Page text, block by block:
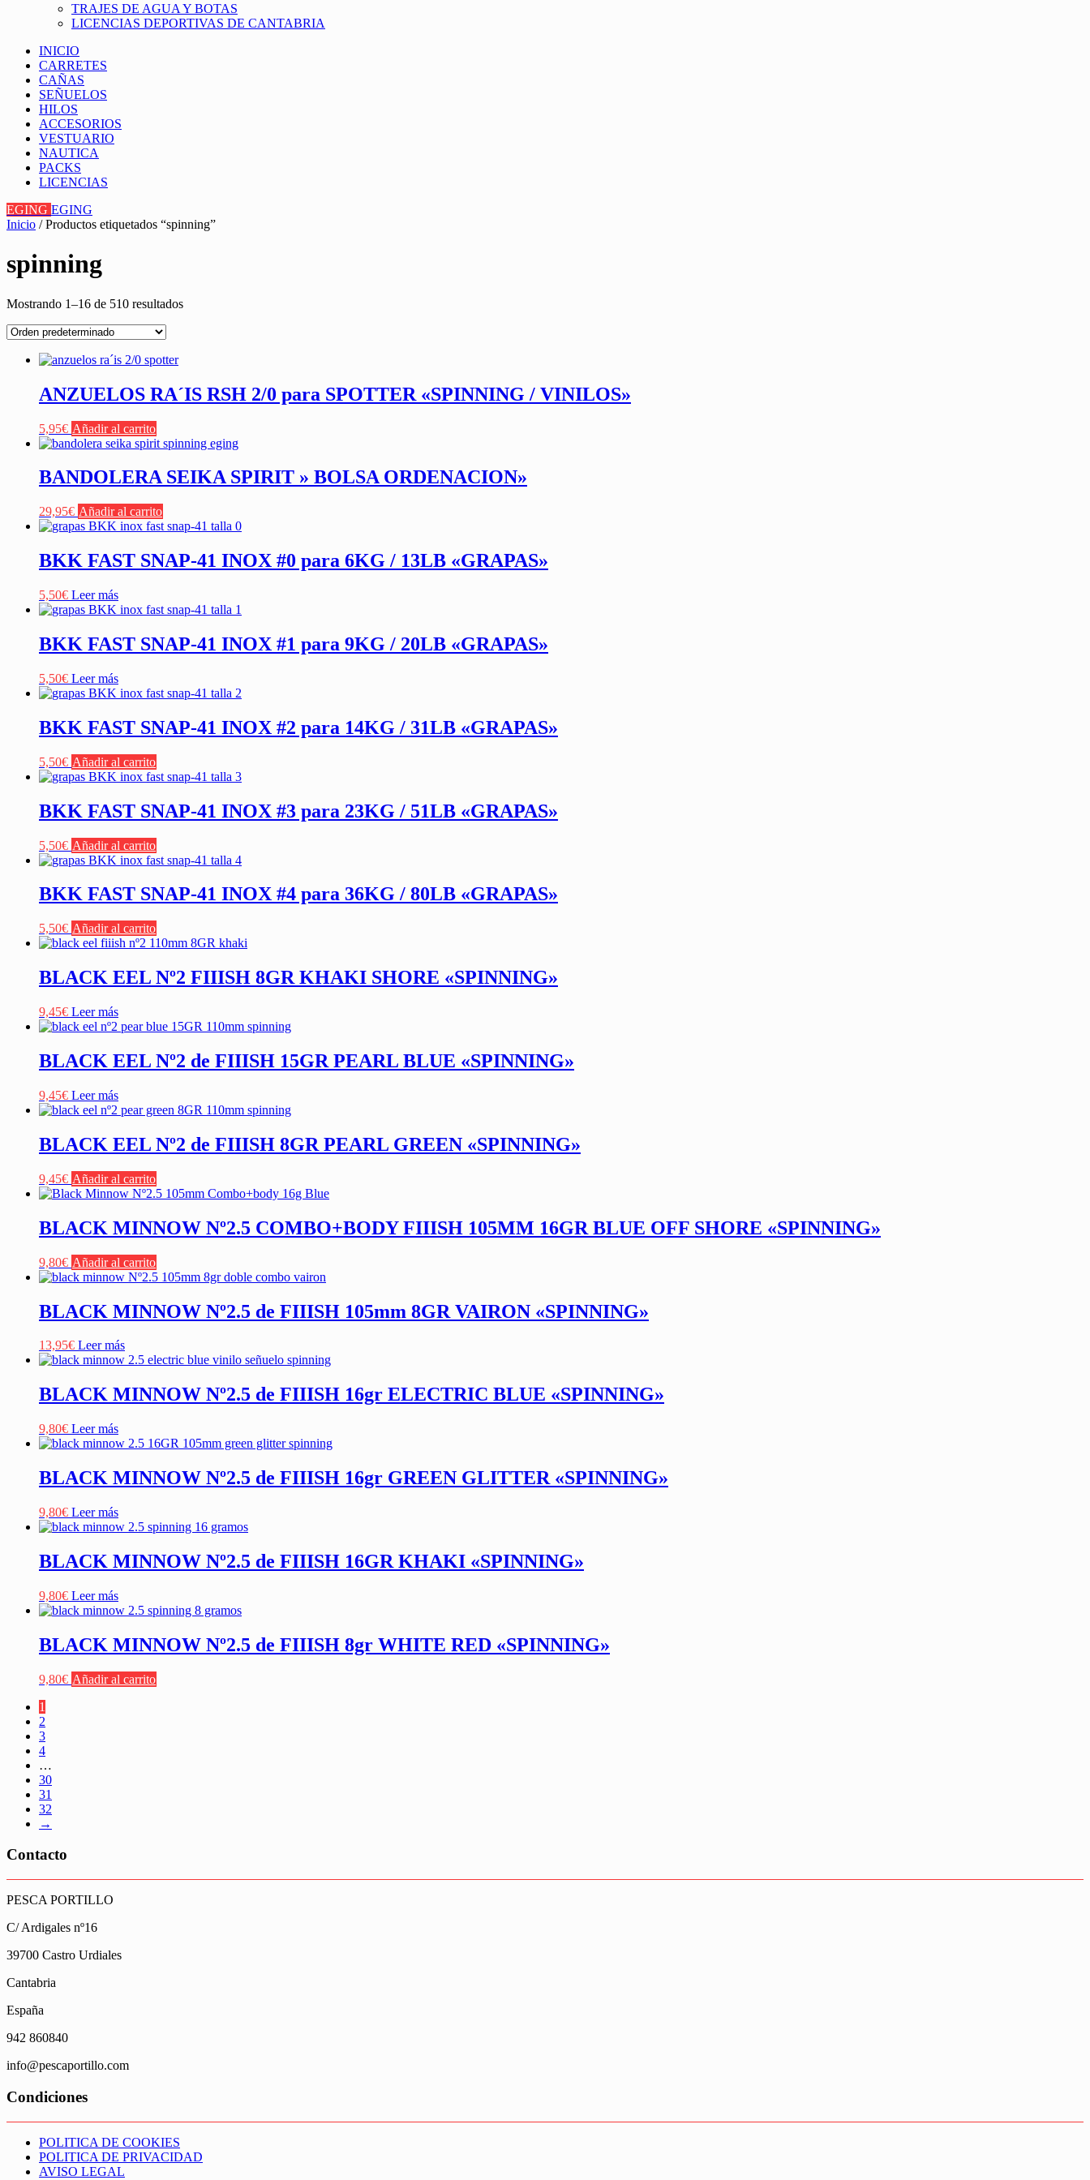
TRAJES DE AGUA Y BOTAS
LICENCIAS DEPORTIVAS DE CANTABRIA
INICIO
CARRETES
CAÑAS
SEÑUELOS
HILOS
ACCESORIOS
VESTUARIO
NAUTICA
PACKS
LICENCIAS
EGING EGING
Inicio / Productos etiquetados “spinning”
spinning
Mostrando 1–16 de 510 resultados
ANZUELOS RA´IS RSH 2/0 para SPOTTER «SPINNING / VINILOS»
5,95€ Añadir al carrito
BANDOLERA SEIKA SPIRIT » BOLSA ORDENACION»
29,95€ Añadir al carrito
BKK FAST SNAP-41 INOX #0 para 6KG / 13LB «GRAPAS»
5,50€ Leer más
BKK FAST SNAP-41 INOX #1 para 9KG / 20LB «GRAPAS»
5,50€ Leer más
BKK FAST SNAP-41 INOX #2 para 14KG / 31LB «GRAPAS»
5,50€ Añadir al carrito
BKK FAST SNAP-41 INOX #3 para 23KG / 51LB «GRAPAS»
5,50€ Añadir al carrito
BKK FAST SNAP-41 INOX #4 para 36KG / 80LB «GRAPAS»
5,50€ Añadir al carrito
BLACK EEL Nº2 FIIISH 8GR KHAKI SHORE «SPINNING»
9,45€ Leer más
BLACK EEL Nº2 de FIIISH 15GR PEARL BLUE «SPINNING»
9,45€ Leer más
BLACK EEL Nº2 de FIIISH 8GR PEARL GREEN «SPINNING»
9,45€ Añadir al carrito
BLACK MINNOW Nº2.5 COMBO+BODY FIIISH 105MM 16GR BLUE OFF SHORE «SPINNING»
9,80€ Añadir al carrito
BLACK MINNOW Nº2.5 de FIIISH 105mm 8GR VAIRON «SPINNING»
13,95€ Leer más
BLACK MINNOW Nº2.5 de FIIISH 16gr ELECTRIC BLUE «SPINNING»
9,80€ Leer más
BLACK MINNOW Nº2.5 de FIIISH 16gr GREEN GLITTER «SPINNING»
9,80€ Leer más
BLACK MINNOW Nº2.5 de FIIISH 16GR KHAKI «SPINNING»
9,80€ Leer más
BLACK MINNOW Nº2.5 de FIIISH 8gr WHITE RED «SPINNING»
9,80€ Añadir al carrito
1
2
3
4
…
30
31
32
→
Contacto
PESCA PORTILLO
C/ Ardigales nº16
39700 Castro Urdiales
Cantabria
España
942 860840
info@pescaportillo.com
Condiciones
POLITICA DE COOKIES
POLITICA DE PRIVACIDAD
AVISO LEGAL